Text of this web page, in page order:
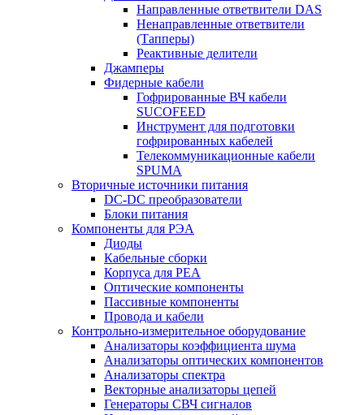
Направленные ответвители DAS
Ненаправленные ответвители
(Тапперы)
Реактивные делители
Джамперы
Фидерные кабели
Гофрированные ВЧ кабели
SUCOFEED
Инструмент для подготовки
гофрированных кабелей
Телекоммуникационные кабели
SPUMA
Вторичные источники питания
DC-DC преобразователи
Блоки питания
Компоненты для РЭА
Диоды
Кабельные сборки
Корпуса для РЕА
Оптические компоненты
Пассивные компоненты
Провода и кабели
Контрольно-измерительное оборудование
Анализаторы коэффициента шума
Анализаторы оптических компонентов
Анализаторы спектра
Векторные анализаторы цепей
Генераторы СВЧ сигналов